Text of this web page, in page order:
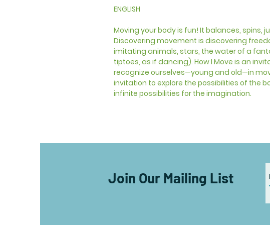
ENGLISH
Moving your body is fun! It balances, spins,
Discovering movement is discovering
imitating animals, stars, the water of a
tiptoes, as if dancing). How I Move is an
recognize ourselves—young and old—in
invitation to explore the possibilities of the
infinite possibilities for the imagination.
Join Our Mailing List